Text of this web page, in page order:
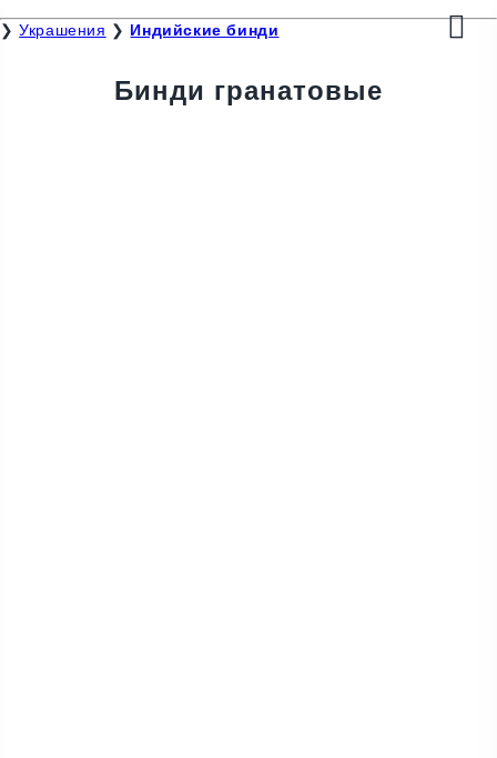
❯ Украшения ❯ Индийские бинди
Бинди гранатовые